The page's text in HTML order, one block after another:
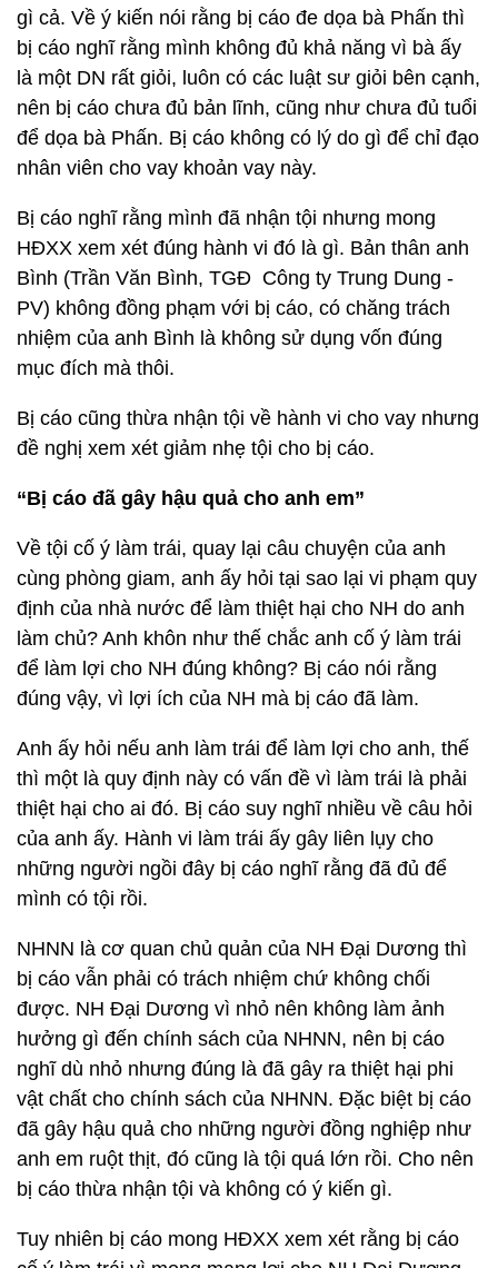
gì cả. Về ý kiến nói rằng bị cáo đe dọa bà Phấn thì
bị cáo nghĩ rằng mình không đủ khả năng vì bà ấy
là một DN rất giỏi, luôn có các luật sư giỏi bên cạnh,
nên bị cáo chưa đủ bản lĩnh, cũng như chưa đủ tuổi
để dọa bà Phấn. Bị cáo không có lý do gì để chỉ đạo
nhân viên cho vay khoản vay này.
Bị cáo nghĩ rằng mình đã nhận tội nhưng mong
HĐXX xem xét đúng hành vi đó là gì. Bản thân anh
Bình (Trần Văn Bình, TGĐ Công ty Trung Dung -
PV) không đồng phạm với bị cáo, có chăng trách
nhiệm của anh Bình là không sử dụng vốn đúng
mục đích mà thôi.
Bị cáo cũng thừa nhận tội về hành vi cho vay nhưng
đề nghị xem xét giảm nhẹ tội cho bị cáo.
“Bị cáo đã gây hậu quả cho anh em”
Về tội cố ý làm trái, quay lại câu chuyện của anh
cùng phòng giam, anh ấy hỏi tại sao lại vi phạm quy
định của nhà nước để làm thiệt hại cho NH do anh
làm chủ? Anh khôn như thế chắc anh cố ý làm trái
để làm lợi cho NH đúng không? Bị cáo nói rằng
đúng vậy, vì lợi ích của NH mà bị cáo đã làm.
Anh ấy hỏi nếu anh làm trái để làm lợi cho anh, thế
thì một là quy định này có vấn đề vì làm trái là phải
thiệt hại cho ai đó. Bị cáo suy nghĩ nhiều về câu hỏi
của anh ấy. Hành vi làm trái ấy gây liên lụy cho
những người ngồi đây bị cáo nghĩ rằng đã đủ để
mình có tội rồi.
NHNN là cơ quan chủ quản của NH Đại Dương thì
bị cáo vẫn phải có trách nhiệm chứ không chối
được. NH Đại Dương vì nhỏ nên không làm ảnh
hưởng gì đến chính sách của NHNN, nên bị cáo
nghĩ dù nhỏ nhưng đúng là đã gây ra thiệt hại phi
vật chất cho chính sách của NHNN. Đặc biệt bị cáo
đã gây hậu quả cho những người đồng nghiệp như
anh em ruột thịt, đó cũng là tội quá lớn rồi. Cho nên
bị cáo thừa nhận tội và không có ý kiến gì.
Tuy nhiên bị cáo mong HĐXX xem xét rằng bị cáo